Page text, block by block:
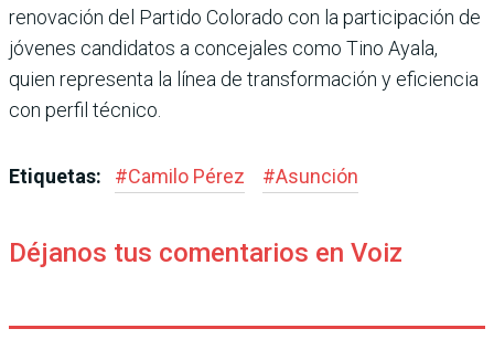
renovación del Partido Colorado con la participación de
jóvenes candidatos a concejales como Tino Ayala,
quien representa la línea de transformación y eficiencia
con perfil técnico.
Etiquetas: #Camilo Pérez #Asunción
Déjanos tus comentarios en Voiz